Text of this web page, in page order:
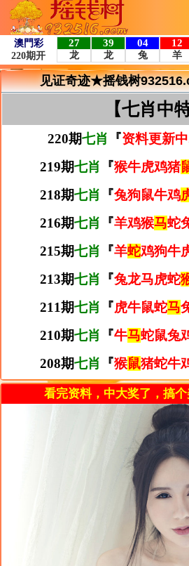
见证奇迹★摇钱树
【七肖中特
220期七肖 『资料更新
219期七肖 『猴牛虎鸡猪
218期七肖 『兔狗鼠牛鸡
216期七肖 『羊鸡猴马蛇
215期七肖 『羊蛇鸡狗牛
213期七肖 『兔龙马虎蛇
211期七肖 『虎牛鼠蛇马
210期七肖 『牛马蛇鼠兔
208期七肖 『猴鼠猪蛇牛
看完资料，中大奖了，搞个